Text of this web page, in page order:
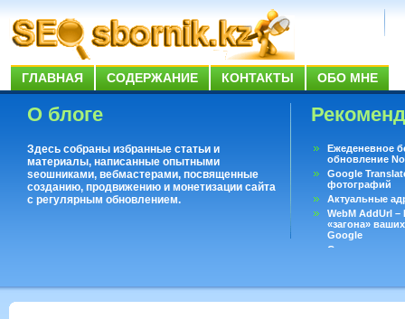
ГЛАВНАЯ СОДЕРЖАНИЕ КОНТАКТЫ ОБО МНЕ
О блоге
Здесь собраны избранные статьи и
материалы, написанные опытными
seoшниками, вебмастерами, посвященные
созданию, продвижению и монетизации сайта
с регулярным обновлением.
Ежеденевное
обновление
Google
фотографий
Актуальные
WebM AddUrl
«загона»
Google
Существует